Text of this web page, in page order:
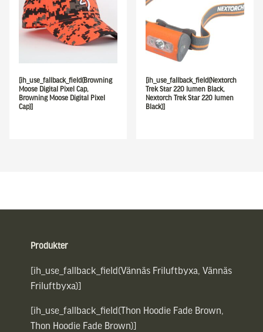
[ih_use_fallback_field(Browning
Moose Digital Pixel Cap,
Browning Moose Digital Pixel
Cap)]
[ih_use_fallback_field(Nextorch
Trek Star 220 lumen Black,
Nextorch Trek Star 220 lumen
Black)]
Produkter
[ih_use_fallback_field(Vännäs Friluftbyxa, Vännäs
Friluftbyxa)]
[ih_use_fallback_field(Thon Hoodie Fade Brown,
Thon Hoodie Fade Brown)]